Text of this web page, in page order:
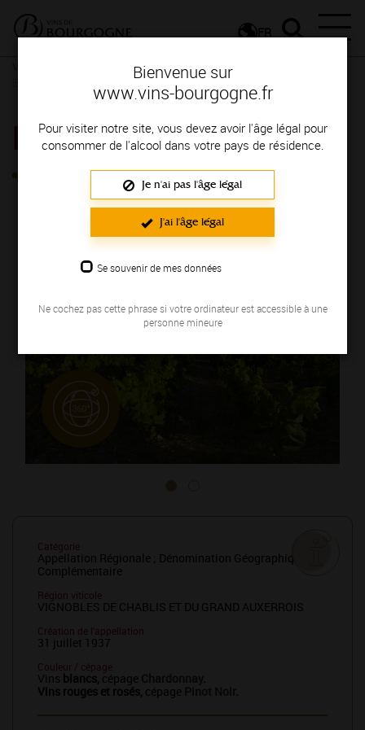
Bienvenue sur
www.vins-bourgogne.fr
Pour visiter notre site, vous devez avoir l'âge légal pour
consommer de l'alcool dans votre pays de résidence.
Je n'ai pas l'âge légal
J'ai l'âge légal
Se souvenir de mes données
Ne cochez pas cette phrase si votre ordinateur est accessible à une
personne mineure
FR
La Bourgogne et ses Appellations
Bourgogne, une localisation privilégiée
BOURGOGNE CHITRY
Catégorie
Appellation Régionale ; Dénomination Géographique
Complémentaire
Région viticole
VIGNOBLES DE CHABLIS ET DU GRAND AUXERROIS
Création de l'appellation
31 juillet 1937
Couleur / cépage
Vins blancs, cépage
.
Vins rouges et rosés, cépage .